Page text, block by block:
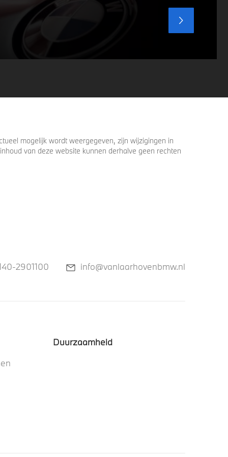
mogelijk wordt weergegeven, zijn wijzigingen in
van deze website kunnen derhalve geen rechten
2901100 info@vanlaarhovenbmw.nl
Duurzaamheid